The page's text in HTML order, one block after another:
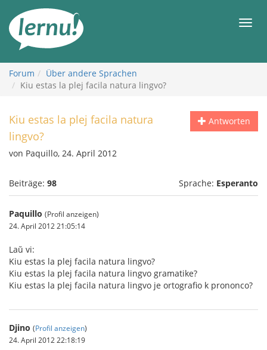
Inhalt
Forum
Über andere Sprachen
Kiu estas la plej facila natura lingvo?
Antworten
Kiu estas la plej facila natura
lingvo?
von Paquillo, 24. April 2012
Beiträge: 98 Sprache: Esperanto
Paquillo (Profil anzeigen)
24. April 2012 21:05:14
Laŭ vi:
Kiu estas la plej facila natura lingvo?
Kiu estas la plej facila natura lingvo gramatike?
Kiu estas la plej facila natura lingvo je ortografio k prononco?
Djino (Profil anzeigen)
24. April 2012 22:18:19